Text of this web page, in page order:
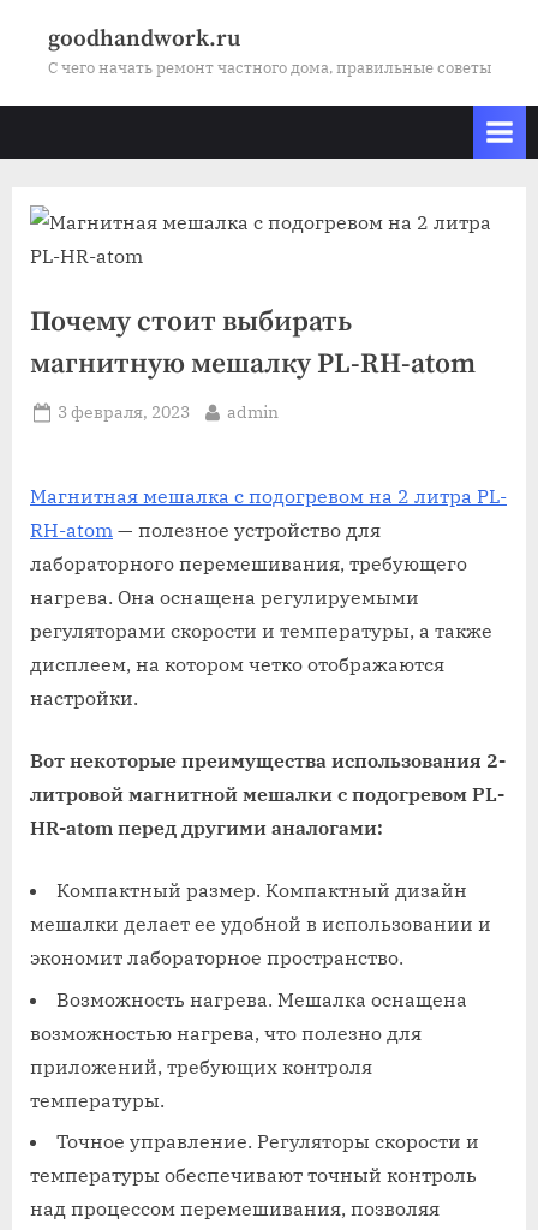
goodhandwork.ru
С чего начать ремонт частного дома, правильные советы
Почему стоит выбирать
магнитную мешалку PL-RH-atom
Posted
3 февраля, 2023 By
admin
Магнитная мешалка с подогревом на 2 литра PL-
RH-atom — полезное устройство для
лабораторного перемешивания, требующего
нагрева. Она оснащена регулируемыми
регуляторами скорости и температуры, а также
дисплеем, на котором четко отображаются
настройки.
Вот некоторые преимущества использования 2-
литровой магнитной мешалки с подогревом PL-
HR-atom перед другими аналогами:
Компактный размер. Компактный дизайн
мешалки делает ее удобной в использовании и
экономит лабораторное пространство.
Возможность нагрева. Мешалка оснащена
возможностью нагрева, что полезно для
приложений, требующих контроля
температуры.
Точное управление. Регуляторы скорости и
температуры обеспечивают точный контроль
над процессом перемешивания, позволяя